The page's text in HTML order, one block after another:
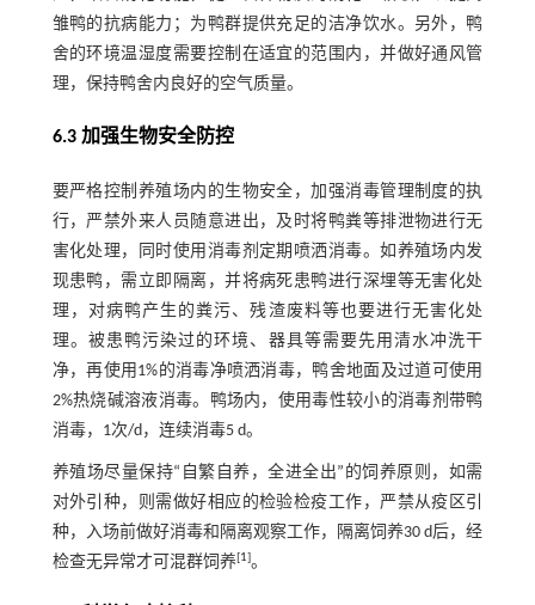
雏鸭的抗病能力；为鸭群提供充足的洁净饮水。另外，鸭
舍的环境温湿度需要控制在适宜的范围内，并做好通风管
理，保持鸭舍内良好的空气质量。
6.3 加强生物安全防控
要严格控制养殖场内的生物安全，加强消毒管理制度的执
行，严禁外来人员随意进出，及时将鸭粪等排泄物进行无
害化处理，同时使用消毒剂定期喷洒消毒。如养殖场内发
现患鸭，需立即隔离，并将病死患鸭进行深埋等无害化处
理，对病鸭产生的粪污、残渣废料等也要进行无害化处
理。被患鸭污染过的环境、器具等需要先用清水冲洗干
净，再使用1%的消毒净喷洒消毒，鸭舍地面及过道可使用
2%热烧碱溶液消毒。鸭场内，使用毒性较小的消毒剂带鸭
消毒，1次/d，连续消毒5 d。
养殖场尽量保持“自繁自养，全进全出”的饲养原则，如需
对外引种，则需做好相应的检验检疫工作，严禁从疫区引
种，入场前做好消毒和隔离观察工作，隔离饲养30 d后，经
检查无异常才可混群饲养[1]。